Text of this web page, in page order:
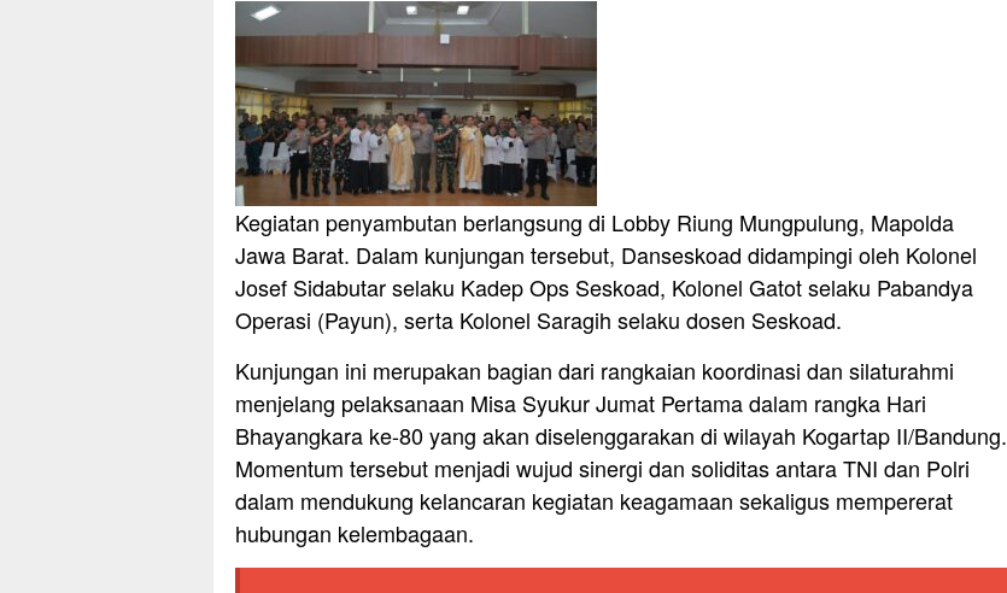
Kegiatan penyambutan berlangsung di Lobby Riung Mungpulung, Mapolda
Jawa Barat. Dalam kunjungan tersebut, Danseskoad didampingi oleh Kolonel
Josef Sidabutar selaku Kadep Ops Seskoad, Kolonel Gatot selaku Pabandya
Operasi (Payun), serta Kolonel Saragih selaku dosen Seskoad.
Kunjungan ini merupakan bagian dari rangkaian koordinasi dan silaturahmi
menjelang pelaksanaan Misa Syukur Jumat Pertama dalam rangka Hari
Bhayangkara ke-80 yang akan diselenggarakan di wilayah Kogartap II/Bandung.
Momentum tersebut menjadi wujud sinergi dan soliditas antara TNI dan Polri
dalam mendukung kelancaran kegiatan keagamaan sekaligus mempererat
hubungan kelembagaan.